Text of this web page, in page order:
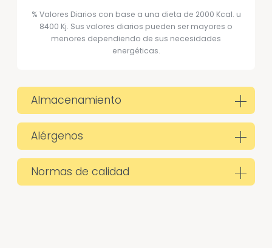
% Valores Diarios con base a una dieta de 2000 Kcal. u
8400 Kj. Sus valores diarios pueden ser mayores o
menores dependiendo de sus necesidades
energéticas.
Almacenamiento
Alérgenos
Normas de calidad